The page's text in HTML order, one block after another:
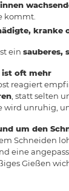
kommt.
kranke
ein sauberes,
ist oft mehr
reagiert
, statt selten
wird unruhig,
um den
Schneiden
eine
Gießen